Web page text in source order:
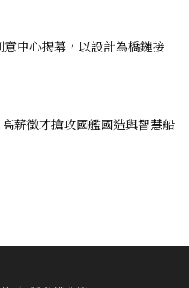
中心揭幕，以設計為橋鏈接
薪徵才搶攻國艦國造與智慧船